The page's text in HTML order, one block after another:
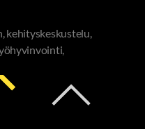
kehityskeskustelu